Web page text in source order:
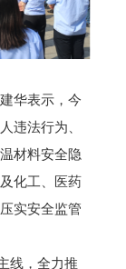
华表示，今
违法行为、
材料安全隐
化工、医药
实安全监管
线，全力推